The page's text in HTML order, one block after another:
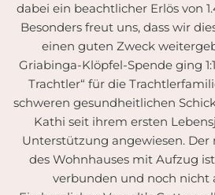
dabei ein beachtlicher Erlös von
Besonders freut uns, dass wir
einen guten Zweck
Griabinga-Klöpfel-Spende ging
Trachtler“ für die
schweren gesundheitlichen
Kathi seit ihrem ersten
Unterstützung angewiesen.
des Wohnhauses mit Aufzug
verbunden und noch nicht